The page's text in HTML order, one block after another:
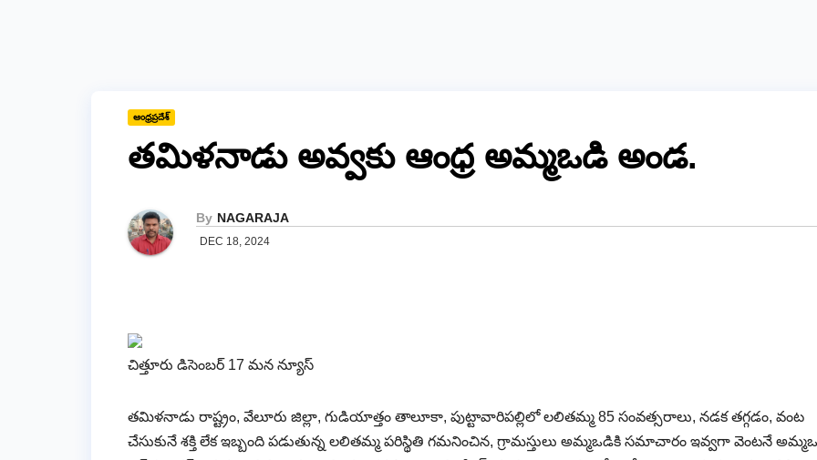
ఆంధ్రప్రదేశ్
తమిళనాడు అవ్వకు ఆంధ్ర అమ్మఒడి అండ.
By NAGARAJA
DEC 18, 2024
చిత్తూరు డిసెంబర్ 17 మన న్యూస్
తమిళనాడు రాష్ట్రం, వేలూరు జిల్లా, గుడియాత్తం తాలూకా, పుట్టావారిపల్లిలో లలితమ్మ 85 సంవత్సరాలు, నడక తగ్గడం, వంట
చేసుకునే శక్తి లేక ఇబ్బంది పడుతున్న లలితమ్మ పరిస్థితి గమనించిన, గ్రామస్తులు అమ్మఒడికి సమాచారం ఇవ్వగా వెంటనే